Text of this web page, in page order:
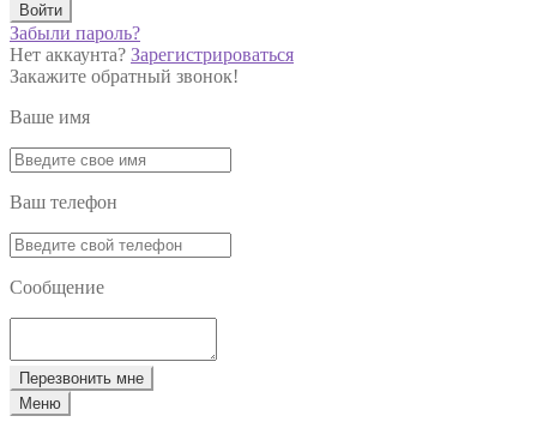
Войти
Забыли пароль?
Нет аккаунта? Зарегистрироваться
Закажите обратный звонок!
Ваше имя
Ваш телефон
Сообщение
Перезвонить мне
Меню